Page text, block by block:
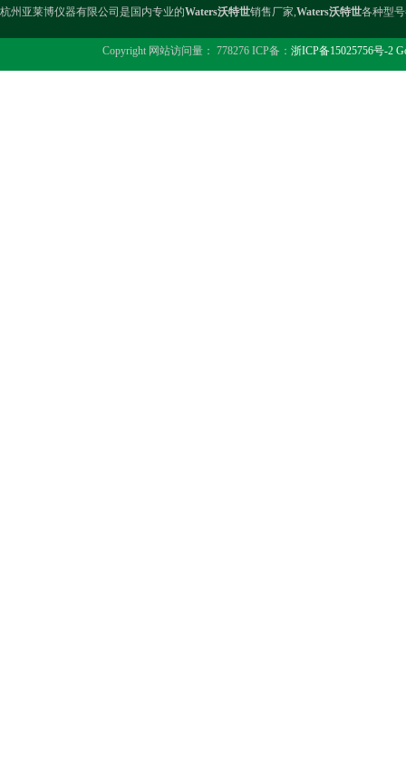
杭州亚莱博仪器有限公司是国内专业的Waters沃特世销售厂家,Waters沃特世各种型
Copyright 网站访问量： 778276 ICP备： 浙ICP备15025756号-2